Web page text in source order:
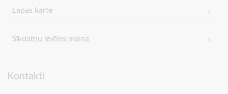
Lapas karte
Sīkdatņu izvēles maiņa
Kontakti